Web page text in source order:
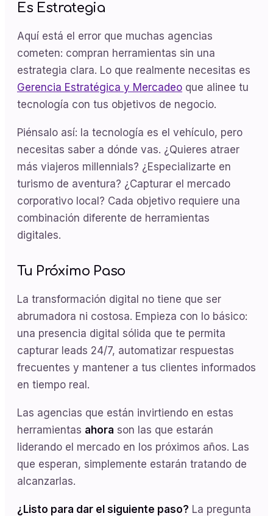
Es Estrategia
Aquí está el error que muchas agencias
cometen: compran herramientas sin una
estrategia clara. Lo que realmente necesitas es
Gerencia Estratégica y Mercadeo que alinee tu
tecnología con tus objetivos de negocio.
Piénsalo así: la tecnología es el vehículo, pero
necesitas saber a dónde vas. ¿Quieres atraer
más viajeros millennials? ¿Especializarte en
turismo de aventura? ¿Capturar el mercado
corporativo local? Cada objetivo requiere una
combinación diferente de herramientas
digitales.
Tu Próximo Paso
La transformación digital no tiene que ser
abrumadora ni costosa. Empieza con lo básico:
una presencia digital sólida que te permita
capturar leads 24/7, automatizar respuestas
frecuentes y mantener a tus clientes informados
en tiempo real.
Las agencias que están invirtiendo en estas
herramientas ahora son las que estarán
liderando el mercado en los próximos años. Las
que esperan, simplemente estarán tratando de
alcanzarlas.
¿Listo para dar el siguiente paso? La pregunta